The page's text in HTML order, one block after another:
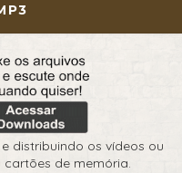
distribuindo os vídeos ou
cartões de memória.